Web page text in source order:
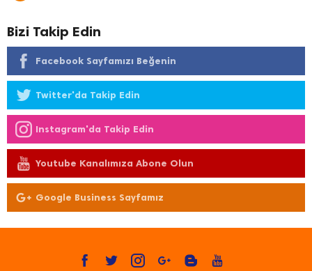
Bizi Takip Edin
Facebook Sayfamızı Beğenin
Twitter'da Takip Edin
Instagram'da Takip Edin
Youtube Kanalımıza Abone Olun
Google Business Sayfamız